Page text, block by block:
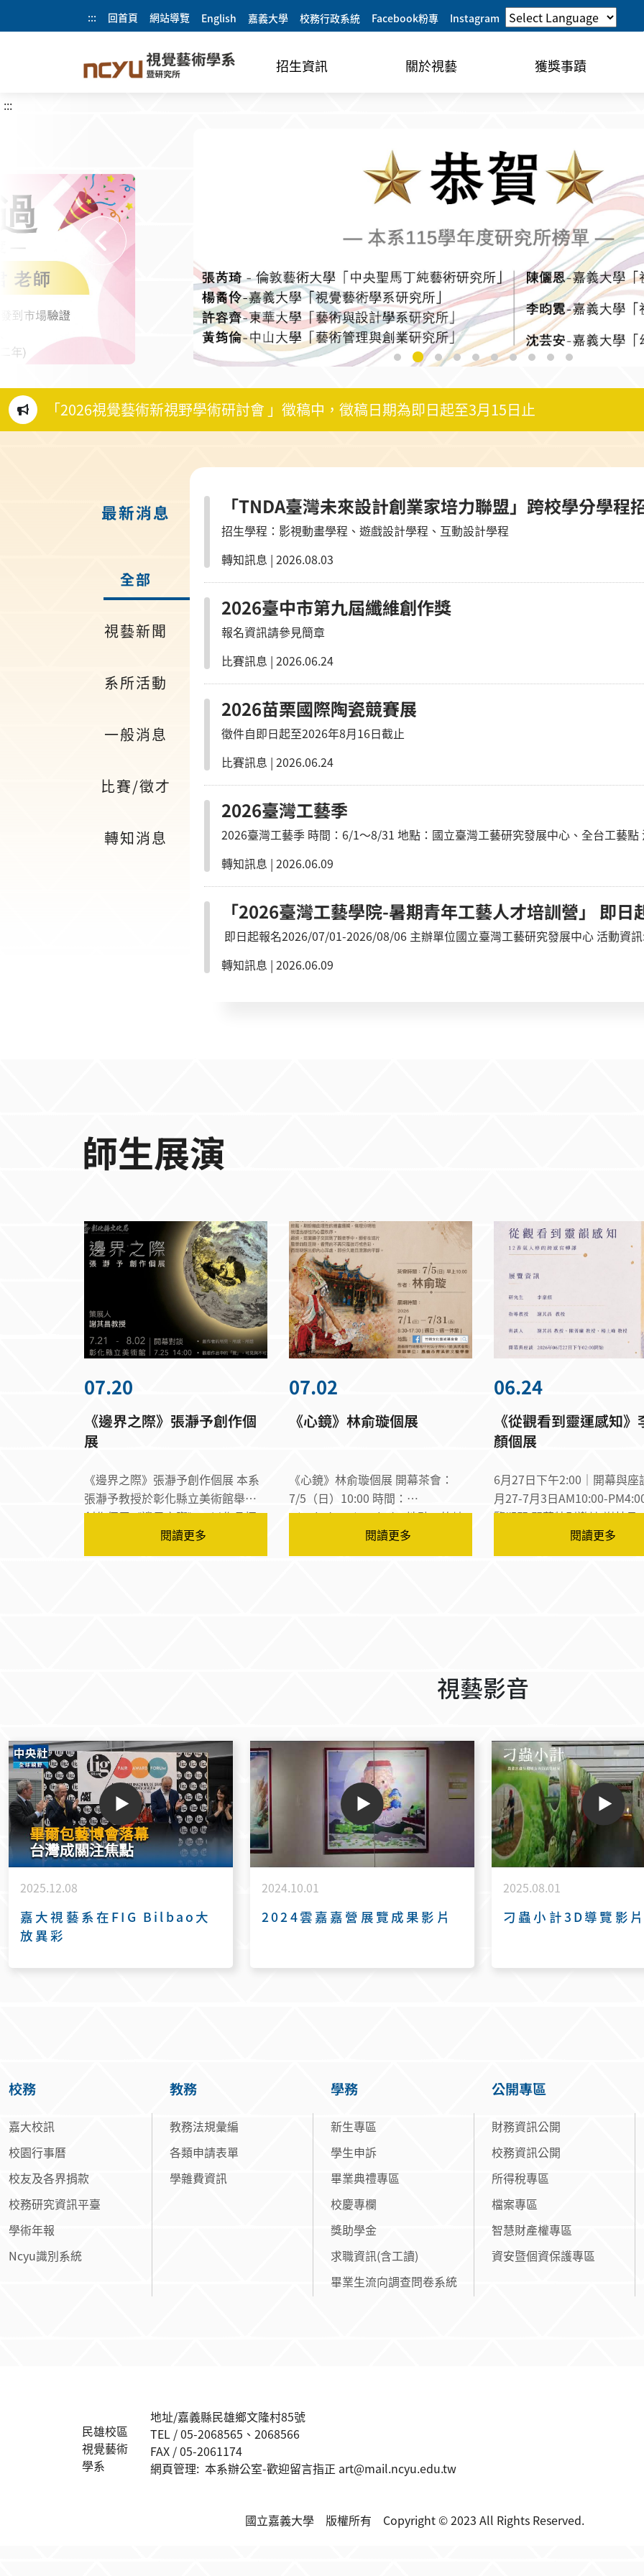
::: 回首頁 網站導覽 English 嘉義大學 校務行政系統 Facebook粉專 Instagram
招生資訊 關於視藝 獲獎事蹟
:::
「2026視覺藝術新視野學術研討會 」徵稿中，徵稿日期為即日起至3月15日止
最新消息
全部
視藝新聞
系所活動
一般消息
比賽/徵才
轉知消息
「TNDA臺灣未來設計創業家培力聯盟」跨校學分學程
招生學程：影視動畫學程、遊戲設計學程、互動設計學程
轉知訊息 | 2026.08.03
2026臺中市第九屆纖維創作獎
報名資訊請參見簡章
比賽訊息 | 2026.06.24
2026苗栗國際陶瓷競賽展
徵件自即日起至2026年8月16日截止
比賽訊息 | 2026.06.24
2026臺灣工藝季
2026臺灣工藝季 時間：6/1～8/31 地點：國立臺灣工藝研究發展中心、全台工藝點 活動網址
轉知訊息 | 2026.06.09
「2026臺灣工藝學院-暑期青年工藝人才培訓營」 即日
即日起報名2026/07/01-2026/08/06 主辦單位國立臺灣工藝研究發展中心 活動資訊:
v=PyRjWVDBQsc
轉知訊息 | 2026.06.09
師生展演
07.20
《邊界之際》張瀞予創作個
展
《邊界之際》張瀞予創作個展 本系
張瀞予教授於彰化縣立美術館舉辦
創作個展《邊界之際》，以作品探
討「覺」的多重面向，透過創作者
的所見、所感與所想，引領觀者重
25（六）14：00 展覽地點｜彰化縣
立美術館
閱讀更多
07.02
《心鏡》林俞璇個展
《心鏡》林俞璇個展 開幕茶會：
7/5（日）10:00 時間：
7/1（三）-7/31（五） 地點：竹崎
文化藝術基金會閱讀更多
06.24
《從觀看到靈運感知》
顏個展
6月27日下午2:00｜開幕與座
月27-7月3日AM10:00-
覽期間 開幕特別邀請 謝其昌、陳箐
繡、及楊上峰教授 擔任與談
大家分享藝術創作背後的思
https://
閱讀更多
視藝影音
2025.12.08
嘉大視藝系在FIG Bilbao大
放異彩
2024.10.01
2024雲嘉嘉營展覽成果影片
2025.08.01
刁蟲小計3D導覽影
校務
嘉大校訊
校園行事曆
校友及各界捐款
校務研究資訊平臺
學術年報
Ncyu識別系統
教務
教務法規彙編
各類申請表單
學雜費資訊
學務
新生專區
學生申訴
畢業典禮專區
校慶專欄
獎助學金
求職資訊(含工讀)
畢業生流向調查問卷系統
公開專區
財務資訊公開
校務資訊公開
所得稅專區
檔案專區
智慧財產權專區
資安暨個資保護專區
民雄校區
視覺藝術
學系
地址/嘉義縣民雄鄉文隆村85號
TEL / 05-2068565、2068566
FAX / 05-2061174
網頁管理: 本系辦公室-歡迎留言指正 art@mail.ncyu.edu.tw
國立嘉義大學 版權所有 Copyright © 2023 All Rights Reserved.